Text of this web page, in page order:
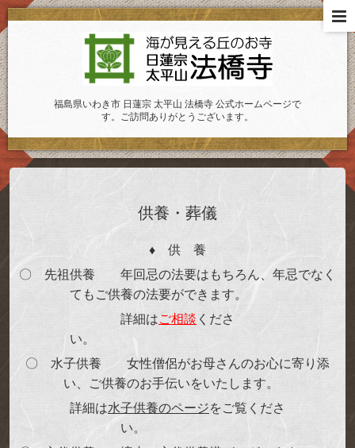
福島県いわき市 日蓮宗 太平山 法橋寺 公式ホームページで
す。ご訪問ありがとうございます。
供養・葬儀
♦ 供 養
〇 先祖供養 年回忌の法要はもちろん、年忌でなく
てもご供養の法要ができます。
詳細はご相談 くださ
い。
〇 水子供養 女性僧侶がお母さんのお心に寄り添
い、ご供養のお手伝いをいたします。
詳細は水子供養のページをご覧くださ
い。